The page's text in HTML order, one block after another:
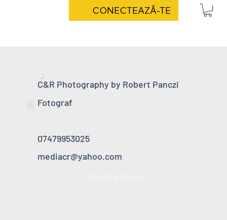
CONECTEAZĂ-TE
C&R Photography by Robert Panczi
Fotograf
07479953025
mediacr@yahoo.com